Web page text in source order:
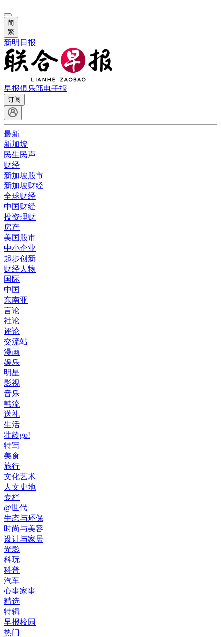
简
繁
新明日报
早报俱乐部电子报
订阅
最新
新加坡
民生民声
财经
新加坡股市
新加坡财经
全球财经
中国财经
投资理财
房产
美国股市
中小企业
起步创新
财经人物
国际
中国
东南亚
言论
社论
评论
交流站
漫画
娱乐
明星
影视
音乐
韩流
送礼
生活
壮龄go!
特写
美食
旅行
文化艺术
人文史地
专栏
@世代
生态与环保
时尚与美容
设计与家居
光影
科玩
科普
汽车
心事家事
精选
特辑
早报校园
热门